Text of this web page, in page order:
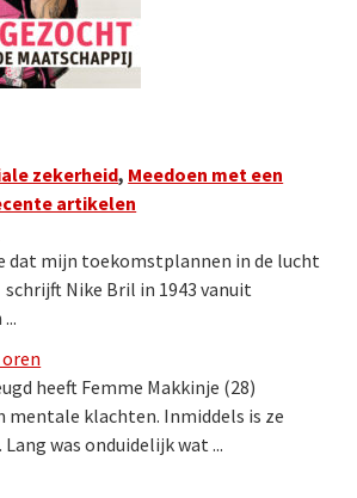
zekerheid, Meedoen met een
artikelen
dat mijn toekomstplannen in de lucht
schrijft Nike Bril in 1943 vanuit
heeft Femme Makkinje (28)
mentale klachten. Inmiddels is ze
was onduidelijk wat ...